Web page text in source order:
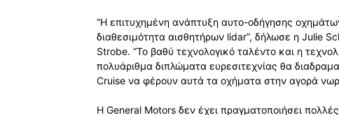
“Η επιτυχημένη ανάπτυξη αυτο-οδήγησης
διαθεσιμότητα αισθητήρων lidar”, δήλωσε η Julie
Strobe. “Το βαθύ τεχνολογικό ταλέντο και η
πολυάριθμα διπλώματα ευρεσιτεχνίας θα
Cruise να φέρουν αυτά τα οχήματα στην αγορά
Η General Motors δεν έχει πραγματοποιήσει